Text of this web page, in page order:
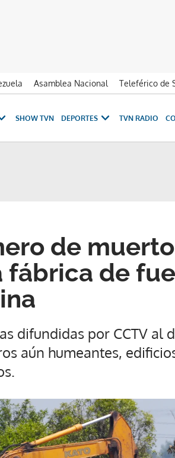
Asamblea Nacional Teleférico de
SHOW TVN DEPORTES TVN RADIO
de
fábrica de
difundidas por CCTV al
aún humeantes,